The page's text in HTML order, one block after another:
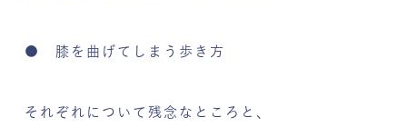
● 膝を曲げてしまう歩き方
それぞれについて残念なところと、